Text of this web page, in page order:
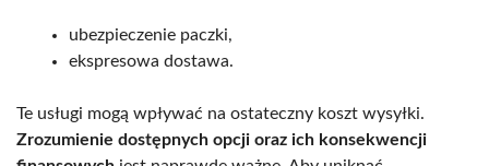
ubezpieczenie paczki,
ekspresowa dostawa.
Te usługi mogą wpływać na ostateczny koszt wysyłki.
Zrozumienie dostępnych opcji oraz ich konsekwencji